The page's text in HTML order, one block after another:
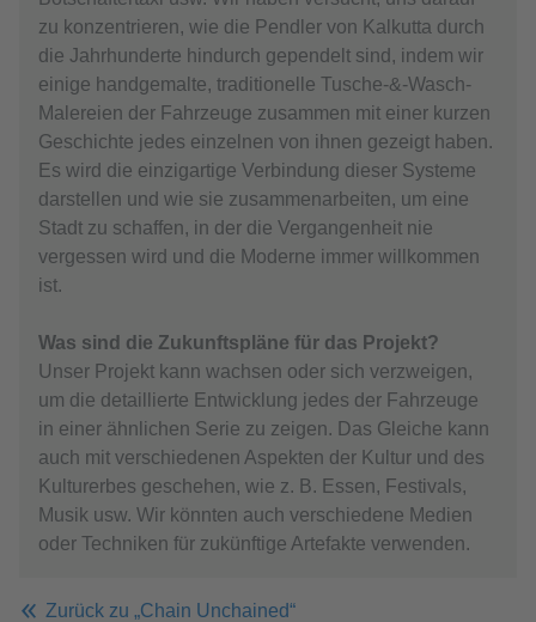
zu konzentrieren, wie die Pendler von Kalkutta durch
die Jahrhunderte hindurch gependelt sind, indem wir
einige handgemalte, traditionelle Tusche-&-Wasch-
Malereien der Fahrzeuge zusammen mit einer kurzen
Geschichte jedes einzelnen von ihnen gezeigt haben.
Es wird die einzigartige Verbindung dieser Systeme
darstellen und wie sie zusammenarbeiten, um eine
Stadt zu schaffen, in der die Vergangenheit nie
vergessen wird und die Moderne immer willkommen
ist.
Was sind die Zukunftspläne für das Projekt?
Unser Projekt kann wachsen oder sich verzweigen,
um die detaillierte Entwicklung jedes der Fahrzeuge
in einer ähnlichen Serie zu zeigen. Das Gleiche kann
auch mit verschiedenen Aspekten der Kultur und des
Kulturerbes geschehen, wie z. B. Essen, Festivals,
Musik usw. Wir könnten auch verschiedene Medien
oder Techniken für zukünftige Artefakte verwenden.
Zurück zu „Chain Unchained“